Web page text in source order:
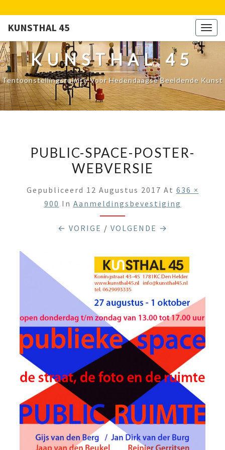
KUNSTHAL 45
KUNSTHAL 45
Tentoonstellingsruimte Voor Hedendaagse Beeldende Kunst
PUBLIC-SPACE-POSTER-
WEBVERSIE
Gepubliceerd 12 Augustus 2017 At 636 ×
900 In Aanmeldingsbevestiging
← VORIGE / VOLGENDE →